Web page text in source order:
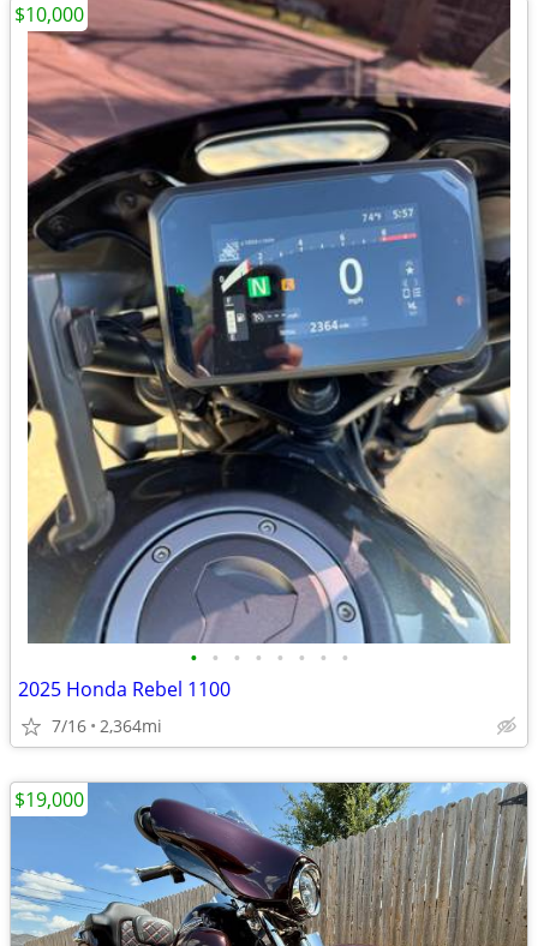
• • • • • • • •
2025 Honda Rebel 1100
7/16 2,364mi
$10,000
$19,000